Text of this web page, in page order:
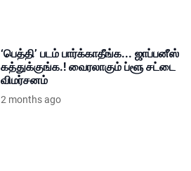
‘பெத்தி’ படம் பார்க்காதீங்க... ஜாப்பனீஸ்
கத்துக்குங்க.! வைரலாகும் ப்ளூ சட்டை
விமர்சனம்
2 months ago